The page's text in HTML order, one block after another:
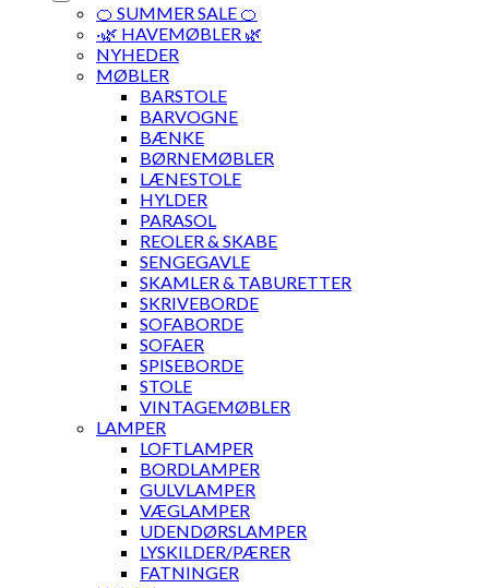
🍊 SUMMER SALE 🍊
·🌿 HAVEMØBLER 🌿
NYHEDER
MØBLER
BARSTOLE
BARVOGNE
BÆNKE
BØRNEMØBLER
LÆNESTOLE
HYLDER
PARASOL
REOLER & SKABE
SENGEGAVLE
SKAMLER & TABURETTER
SKRIVEBORDE
SOFABORDE
SOFAER
SPISEBORDE
STOLE
VINTAGEMØBLER
LAMPER
LOFTLAMPER
BORDLAMPER
GULVLAMPER
VÆGLAMPER
UDENDØRSLAMPER
LYSKILDER/PÆRER
FATNINGER